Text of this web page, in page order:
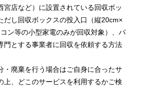
宮店など）に設置されている回収ボッ
だし回収ボックスの投入口（縦20cm×
ン等の小型家電のみが回収対象）、パ
門とする事業者に回収を依頼する方法
・廃棄を行う場合はご自身に合ったサ
上、どこのサービスを利用するかご検